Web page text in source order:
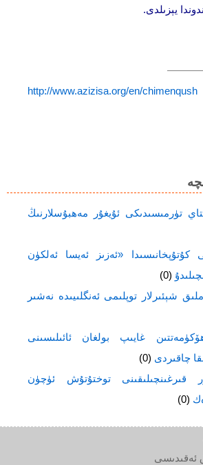
http://www.azizisa.org/en/chimenqush
تۈرمىسىدىكى ئۇيغۇر مەھبۇسلارنىڭ
كۇتۇپخانىسىدا «ئەزىز ئەيسا ئەلكۈن
(0)
شېئىرلار توپلىمى ئەنگلىيىدە نەشىر
غايىپ بولغان ئائىلىسىنى
چاقىردى (0)
قىرغىنچىلىقىنى توختۇتۇش ئۈچۈن
(0)
ئەقىدىسى